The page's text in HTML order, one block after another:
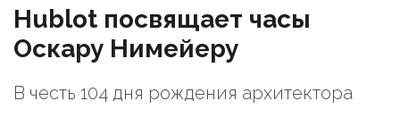
Hublot посвящает часы
Оскару Нимейеру
В честь 104 дня рождения архитектора